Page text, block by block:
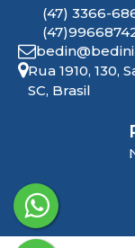
(47) 3366-
Rua 1910, 130,
SC, Brasil